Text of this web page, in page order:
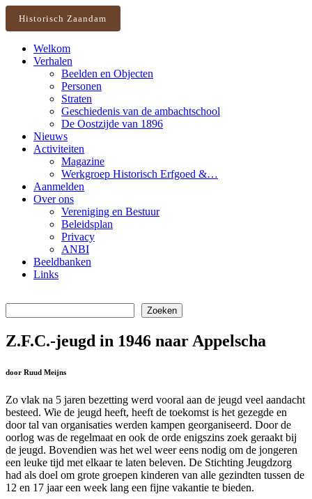
Historisch Zaandam
Welkom
Verhalen
Beelden en Objecten
Personen
Straten
Geschiedenis van de ambachtschool
De Oostzijde van 1896
Nieuws
Activiteiten
Magazine
Werkgroep Historisch Erfgoed &…
Aanmelden
Over ons
Vereniging en Bestuur
Beleidsplan
Privacy
ANBI
Beeldbanken
Links
Zoeken
Z.F.C.-jeugd in 1946 naar Appelscha
door Ruud Meijns
Zo vlak na 5 jaren bezetting werd vooral aan de jeugd veel aandacht
besteed. Wie de jeugd heeft, heeft de toekomst is het gezegde en
door tal van organisaties werden kampen georganiseerd. Door de
oorlog was de regelmaat en ook de orde enigszins zoek geraakt bij
de jeugd. Bovendien was het wel weer eens nodig om de jongeren
een leuke tijd met elkaar te laten beleven. De Stichting Jeugdzorg
had als doel om grote groepen kinderen van alle gezindten tussen de
12 en 17 jaar een week lang een fijne vakantie te bieden.